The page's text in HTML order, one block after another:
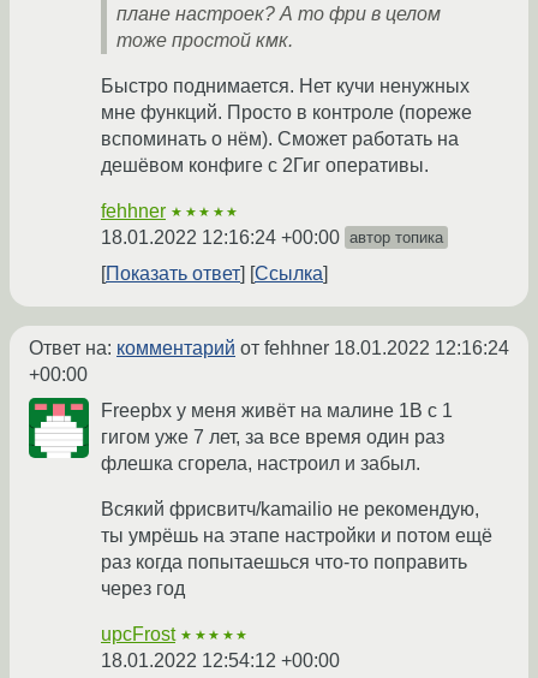
плане настроек? А то фри в целом
тоже простой кмк.
Быстро поднимается. Нет кучи ненужных
мне функций. Просто в контроле (пореже
вспоминать о нём). Сможет работать на
дешёвом конфиге с 2Гиг оперативы.
fehhner ★★★★★
18.01.2022 12:16:24 +00:00 автор топика
Показать ответ Ссылка
Ответ на: комментарий от fehhner 18.01.2022 12:16:24
+00:00
Freepbx у меня живёт на малине 1В с 1
гигом уже 7 лет, за все время один раз
флешка сгорела, настроил и забыл.
Всякий фрисвитч/kamailio не рекомендую,
ты умрёшь на этапе настройки и потом ещё
раз когда попытаешься что-то поправить
через год
upcFrost ★★★★★
18.01.2022 12:54:12 +00:00